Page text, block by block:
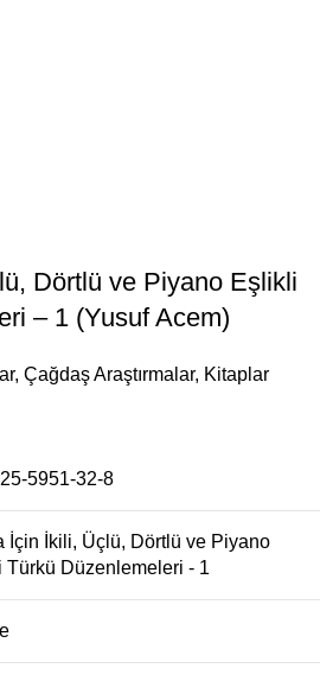
Dörtlü ve Piyano Eşlikli
– 1 (Yusuf Acem)
, Çağdaş Araştırmalar, Kitaplar
5951-32-8
İçin İkili, Üçlü, Dörtlü ve Piyano
Türkü Düzenlemeleri - 1